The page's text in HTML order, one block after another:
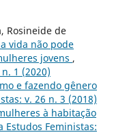
Rosineide de
vida não pode
jovens ,
1 (2020)
e fazendo gênero
v. 26 n. 3 (2018)
à habitação
Estudos Feministas: